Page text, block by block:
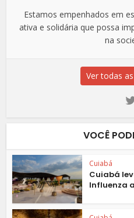
Estamos empenhados em
ativa e solidária que possa
na
Ver todas
VOCÊ
Cuiabá
Cuiabá
Influenza